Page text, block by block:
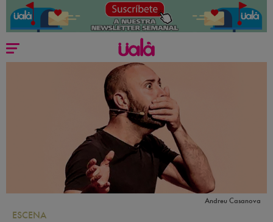
Andreu Casanova
ESCENA